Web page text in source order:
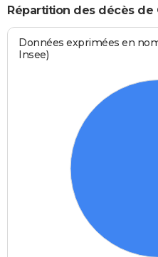
Répartition des décès de
Données exprimées en
Insee)